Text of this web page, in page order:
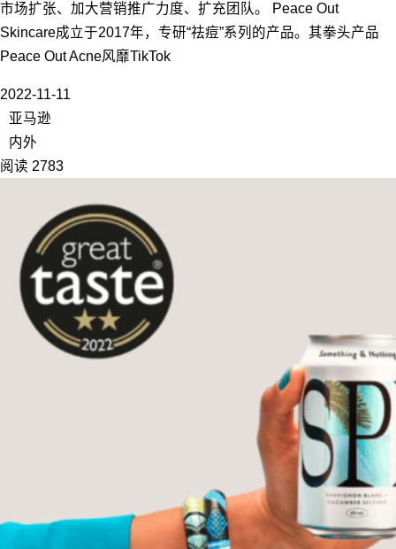
市场扩张、加大营销推广力度、扩充团队。 Peace Out
Skincare成立于2017年，专研“祛痘”系列的产品。其拳头产品
Peace Out Acne风靡TikTok
2022-11-11
亚马逊
内外
阅读 2783